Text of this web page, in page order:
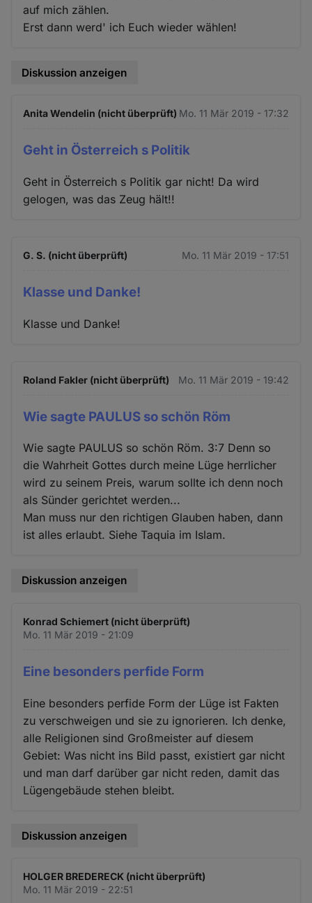
auf mich zählen.
Erst dann werd' ich Euch wieder wählen!
Diskussion anzeigen
Anita Wendelin (nicht überprüft) Mo. 11 Mär 2019 - 17:32
Geht in Österreich s Politik
Geht in Österreich s Politik gar nicht! Da wird
gelogen, was das Zeug hält!!
G. S. (nicht überprüft) Mo. 11 Mär 2019 - 17:51
Klasse und Danke!
Klasse und Danke!
Roland Fakler (nicht überprüft) Mo. 11 Mär 2019 - 19:42
Wie sagte PAULUS so schön Röm
Wie sagte PAULUS so schön Röm. 3:7 Denn so
die Wahrheit Gottes durch meine Lüge herrlicher
wird zu seinem Preis, warum sollte ich denn noch
als Sünder gerichtet werden...
Man muss nur den richtigen Glauben haben, dann
ist alles erlaubt. Siehe Taquia im Islam.
Diskussion anzeigen
Konrad Schiemert (nicht überprüft)
Mo. 11 Mär 2019 - 21:09
Eine besonders perfide Form
Eine besonders perfide Form der Lüge ist Fakten
zu verschweigen und sie zu ignorieren. Ich denke,
alle Religionen sind Großmeister auf diesem
Gebiet: Was nicht ins Bild passt, existiert gar nicht
und man darf darüber gar nicht reden, damit das
Lügengebäude stehen bleibt.
Diskussion anzeigen
HOLGER BREDERECK (nicht überprüft)
Mo. 11 Mär 2019 - 22:51